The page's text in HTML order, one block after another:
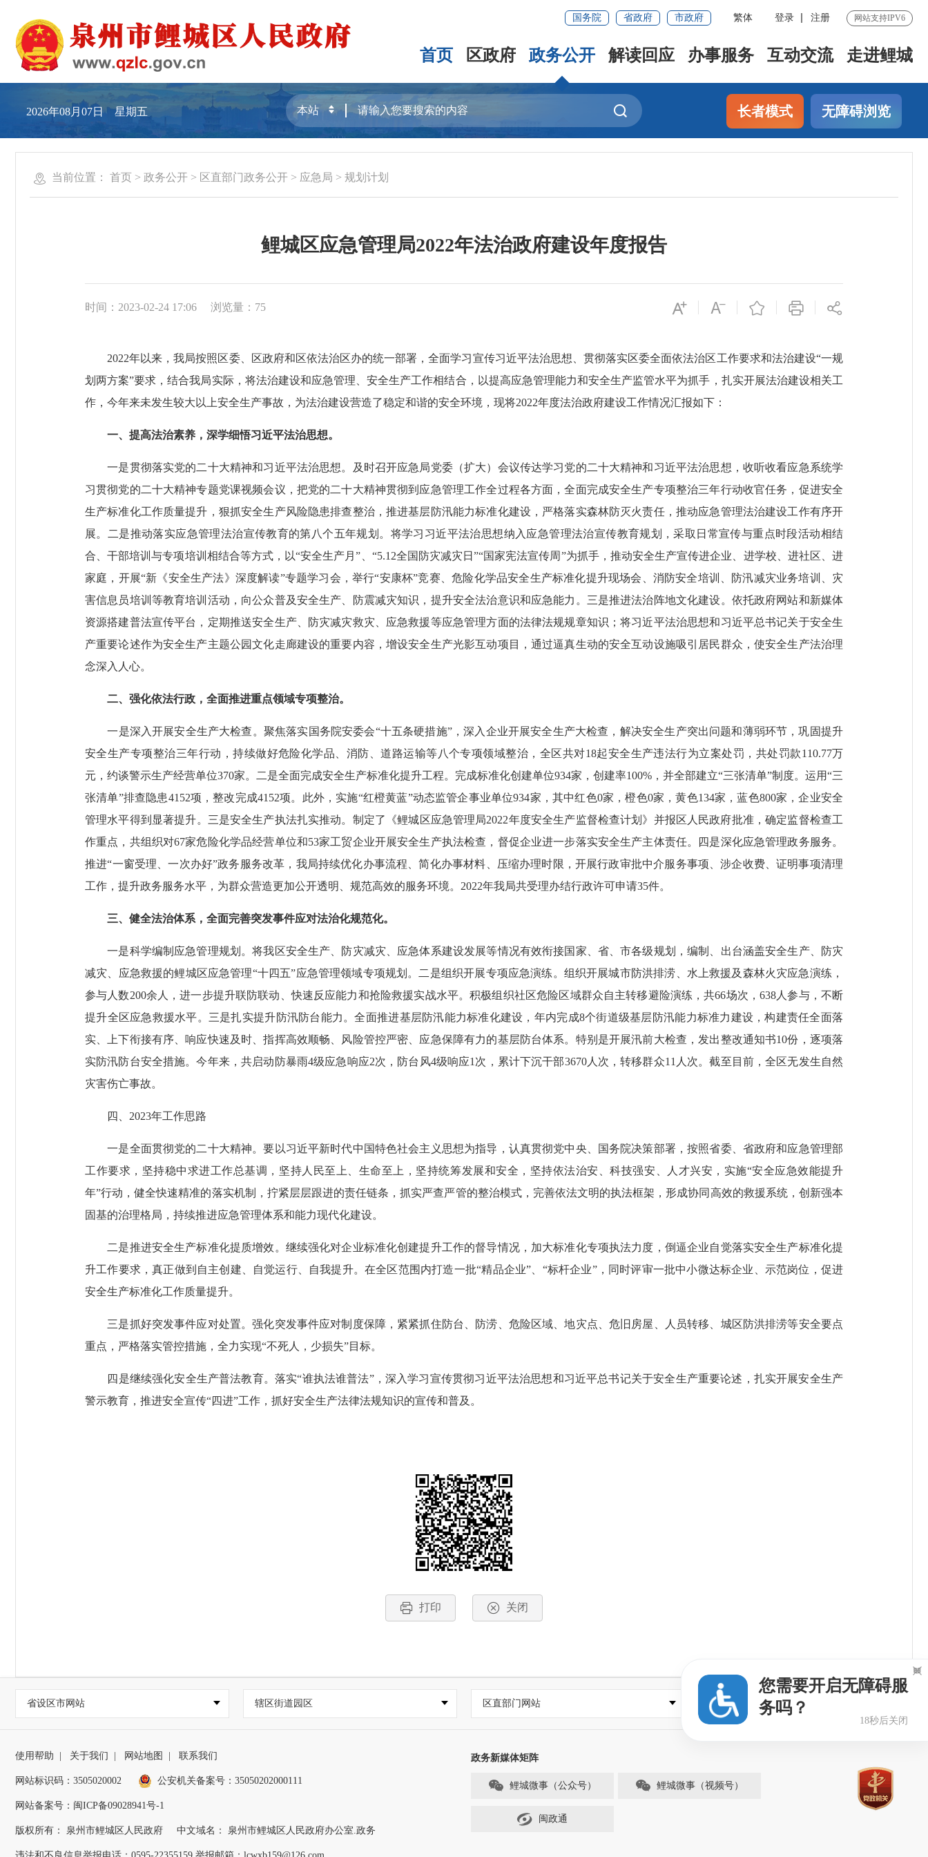
国务院 省政府 市政府 繁体 登录 注册 网站支持IPV6
首页 区政府 政务公开 解读回应 办事服务 互动交流 走进鲤城
2026年08月07日 星期五 长者模式 无障碍浏览
当前位置： 首页 > 政务公开 > 区直部门政务公开 > 应急局 > 规划计划
鲤城区应急管理局2022年法治政府建设年度报告
时间：2023-02-24 17:06 浏览量： 75
2022年以来，我局按照区委、区政府和区依法治区办的统一部署，全面学习宣传习近平法治思想、贯彻落实区委全面依法治区工作要求和法治建设“一规
划两方案”要求，结合我局实际，将法治建设和应急管理、安全生产工作相结合，以提高应急管理能力和安全生产监管水平为抓手，扎实开展法治建设相关工
作，今年来未发生较大以上安全生产事故，为法治建设营造了稳定和谐的安全环境，现将2022年度法治政府建设工作情况汇报如下：
一、提高法治素养，深学细悟习近平法治思想。
一是贯彻落实党的二十大精神和习近平法治思想。及时召开应急局党委（扩大）会议传达学习党的二十大精神和习近平法治思想，收听收看应急系统学
习贯彻党的二十大精神专题党课视频会议，把党的二十大精神贯彻到应急管理工作全过程各方面，全面完成安全生产专项整治三年行动收官任务，促进安全
生产标准化工作质量提升，狠抓安全生产风险隐患排查整治，推进基层防汛能力标准化建设，严格落实森林防灭火责任，推动应急管理法治建设工作有序开
展。二是推动落实应急管理法治宣传教育的第八个五年规划。将学习习近平法治思想纳入应急管理法治宣传教育规划，采取日常宣传与重点时段活动相结
合、干部培训与专项培训相结合等方式，以“安全生产月”、“5.12全国防灾减灾日”“国家宪法宣传周”为抓手，推动安全生产宣传进企业、进学校、进社区、进
家庭，开展“新《安全生产法》深度解读”专题学习会，举行“安康杯”竞赛、危险化学品安全生产标准化提升现场会、消防安全培训、防汛减灾业务培训、灾
害信息员培训等教育培训活动，向公众普及安全生产、防震减灾知识，提升安全法治意识和应急能力。三是推进法治阵地文化建设。依托政府网站和新媒体
资源搭建普法宣传平台，定期推送安全生产、防灾减灾救灾、应急救援等应急管理方面的法律法规规章知识；将习近平法治思想和习近平总书记关于安全生
产重要论述作为安全生产主题公园文化走廊建设的重要内容，增设安全生产光影互动项目，通过逼真生动的安全互动设施吸引居民群众，使安全生产法治理
念深入人心。
二、强化依法行政，全面推进重点领域专项整治。
一是深入开展安全生产大检查。聚焦落实国务院安委会“十五条硬措施”，深入企业开展安全生产大检查，解决安全生产突出问题和薄弱环节，巩固提升
安全生产专项整治三年行动，持续做好危险化学品、消防、道路运输等八个专项领域整治，全区共对18起安全生产违法行为立案处罚，共处罚款110.77万
元，约谈警示生产经营单位370家。二是全面完成安全生产标准化提升工程。完成标准化创建单位934家，创建率100%，并全部建立“三张清单”制度。运用“三
张清单”排查隐患4152项，整改完成4152项。此外，实施“红橙黄蓝”动态监管企事业单位934家，其中红色0家，橙色0家，黄色134家，蓝色800家，企业安全
管理水平得到显著提升。三是安全生产执法扎实推动。制定了《鲤城区应急管理局2022年度安全生产监督检查计划》并报区人民政府批准，确定监督检查工
作重点，共组织对67家危险化学品经营单位和53家工贸企业开展安全生产执法检查，督促企业进一步落实安全生产主体责任。四是深化应急管理政务服务。
推进“一窗受理、一次办好”政务服务改革，我局持续优化办事流程、简化办事材料、压缩办理时限，开展行政审批中介服务事项、涉企收费、证明事项清理
工作，提升政务服务水平，为群众营造更加公开透明、规范高效的服务环境。2022年我局共受理办结行政许可申请35件。
三、健全法治体系，全面完善突发事件应对法治化规范化。
一是科学编制应急管理规划。将我区安全生产、防灾减灾、应急体系建设发展等情况有效衔接国家、省、市各级规划，编制、出台涵盖安全生产、防灾
减灾、应急救援的鲤城区应急管理“十四五”应急管理领域专项规划。二是组织开展专项应急演练。组织开展城市防洪排涝、水上救援及森林火灾应急演练，
参与人数200余人，进一步提升联防联动、快速反应能力和抢险救援实战水平。积极组织社区危险区域群众自主转移避险演练，共66场次，638人参与，不断
提升全区应急救援水平。三是扎实提升防汛防台能力。全面推进基层防汛能力标准化建设，年内完成8个街道级基层防汛能力标准力建设，构建责任全面落
实、上下衔接有序、响应快速及时、指挥高效顺畅、风险管控严密、应急保障有力的基层防台体系。特别是开展汛前大检查，发出整改通知书10份，逐项落
实防汛防台安全措施。今年来，共启动防暴雨4级应急响应2次，防台风4级响应1次，累计下沉干部3670人次，转移群众11人次。截至目前，全区无发生自然
灾害伤亡事故。
四、2023年工作思路
一是全面贯彻党的二十大精神。要以习近平新时代中国特色社会主义思想为指导，认真贯彻党中央、国务院决策部署，按照省委、省政府和应急管理部
工作要求，坚持稳中求进工作总基调，坚持人民至上、生命至上，坚持统筹发展和安全，坚持依法治安、科技强安、人才兴安，实施“安全应急效能提升
年”行动，健全快速精准的落实机制，拧紧层层跟进的责任链条，抓实严查严管的整治模式，完善依法文明的执法框架，形成协同高效的救援系统，创新强本
固基的治理格局，持续推进应急管理体系和能力现代化建设。
二是推进安全生产标准化提质增效。继续强化对企业标准化创建提升工作的督导情况，加大标准化专项执法力度，倒逼企业自觉落实安全生产标准化提
升工作要求，真正做到自主创建、自觉运行、自我提升。在全区范围内打造一批“精品企业”、“标杆企业”，同时评审一批中小微达标企业、示范岗位，促进
安全生产标准化工作质量提升。
三是抓好突发事件应对处置。强化突发事件应对制度保障，紧紧抓住防台、防涝、危险区域、地灾点、危旧房屋、人员转移、城区防洪排涝等安全要点
重点，严格落实管控措施，全力实现“不死人，少损失”目标。
四是继续强化安全生产普法教育。落实“谁执法谁普法”，深入学习宣传贯彻习近平法治思想和习近平总书记关于安全生产重要论述，扎实开展安全生产
警示教育，推进安全宣传“四进”工作，抓好安全生产法律法规知识的宣传和普及。
打印 关闭
省设区市网站 辖区街道园区 区直部门网站 县市区政府
使用帮助 | 关于我们 | 网站地图 | 联系我们
网站标识码：3505020002 公安机关备案号：35050202000111
网站备案号：闽ICP备09028941号-1
版权所有： 泉州市鲤城区人民政府 中文域名： 泉州市鲤城区人民政府办公室.政务
政务新媒体矩阵
鲤城微事（公众号） 鲤城微事（视频号）
闽政通
您需要开启无障碍服
务吗？
17秒后关闭
